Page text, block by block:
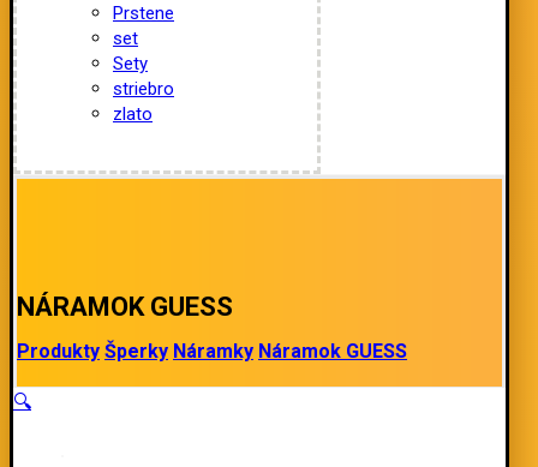
Prstene
set
Sety
striebro
zlato
NÁRAMOK GUESS
Produkty Šperky Náramky Náramok GUESS
🔍